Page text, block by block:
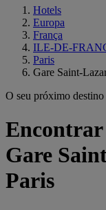
Hotels
Europa
França
ILE-DE-
Paris
Gare Saint-
O seu próximo destino
Gare
Paris